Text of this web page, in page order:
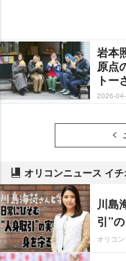
本照
原点
トー
2026-
オリコンニュース イ
川島
引”
オリコ